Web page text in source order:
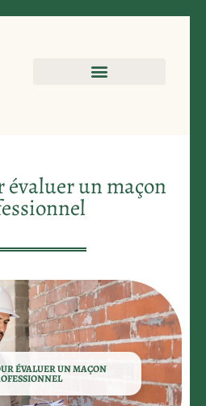
évaluer un maçon
ÉVALUER UN MAÇON